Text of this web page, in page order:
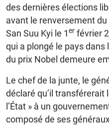
des dernières élections
avant le renversement
San Suu Kyi le 1er février
qui a plongé le pays
du prix Nobel demeure
Le chef de la junte, le
déclaré qu’il transférerait
l’État » à un
composé de ses